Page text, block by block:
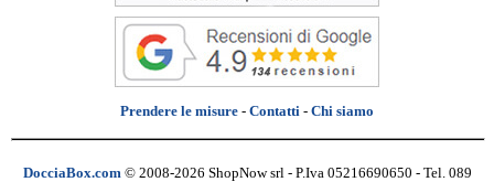
Prendere le misure - Contatti - Chi siamo
DocciaBox.com © 2008-2026 ShopNow srl - P.Iva 05216690650 - Tel. 089